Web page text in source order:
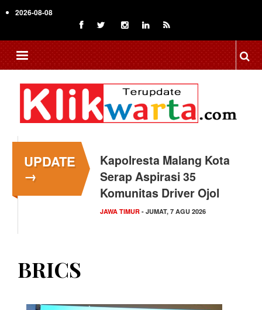
to
content
2026-08-08
UPDATE
→
Kapolresta Malang Kota
Serap Aspirasi 35
Komunitas Driver Ojol
JAWA TIMUR - JUMAT, 7 AGU 2026
BRICS